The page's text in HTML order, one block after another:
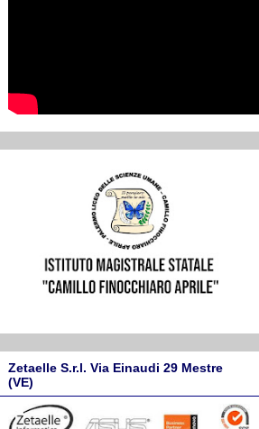
Zetaelle S.r.l. Via Einaudi 29 Mestre
(VE)